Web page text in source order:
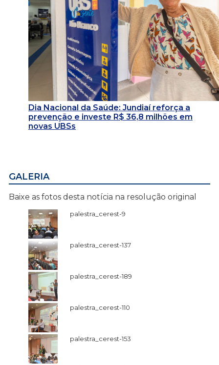
Dia Nacional da Saúde: Jundiaí reforça a
prevenção e investe R$ 36,8 milhões em
novas UBSs
GALERIA
Baixe as fotos desta notícia na resolução original
palestra_cerest-9
palestra_cerest-137
palestra_cerest-189
palestra_cerest-110
palestra_cerest-153